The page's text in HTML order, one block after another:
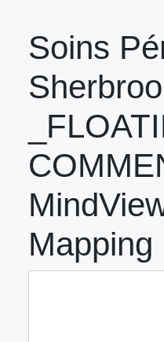
Soins